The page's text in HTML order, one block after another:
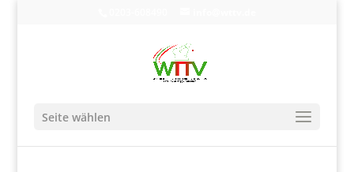
Seite wählen